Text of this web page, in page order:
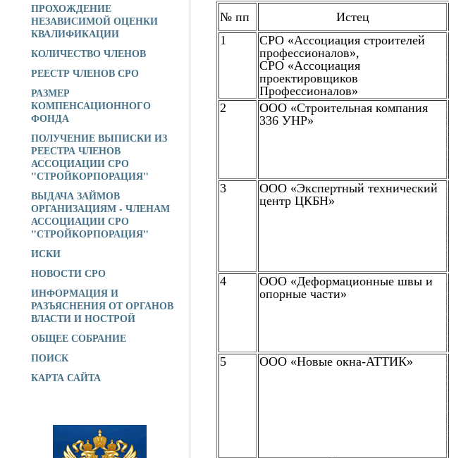
ПРОХОЖДЕНИЕ
НЕЗАВИСИМОЙ ОЦЕНКИ
КВАЛИФИКАЦИИ
КОЛИЧЕСТВО ЧЛЕНОВ
РЕЕСТР ЧЛЕНОВ СРО
РАЗМЕР
КОМПЕНСАЦИОННОГО
ФОНДА
ПОЛУЧЕНИЕ ВЫПИСКИ ИЗ
РЕЕСТРА ЧЛЕНОВ
АССОЦИАЦИИ СРО
"СТРОЙКОРПОРАЦИЯ"
ВЫДАЧА ЗАЙМОВ
ОРГАНИЗАЦИЯМ - ЧЛЕНАМ
АССОЦИАЦИИ СРО
"СТРОЙКОРПОРАЦИЯ"
ИСКИ
НОВОСТИ СРО
ИНФОРМАЦИЯ И
РАЗЪЯСНЕНИЯ ОТ ОРГАНОВ
ВЛАСТИ И НОСТРОЙ
ОБЩЕЕ СОБРАНИЕ
ПОИСК
КАРТА САЙТА
№ пп Истец
1
СРО «Ассоциация строителей
профессионалов»,
СРО «Ассоциация
проектировщиков
Профессионалов»
2
ООО «Строительная компания
336 УНР»
3
ООО «Экспертный технический
центр ЦКБН»
4
ООО «Деформационные швы и
опорные части»
5 ООО «Новые окна-АТТИК»